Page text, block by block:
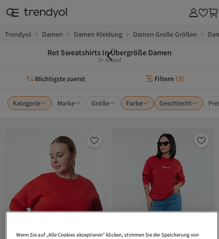
Trendyol Damen Damen Kleidung Damen Große Größen
Rot Sweatshirts In Übergröße Damen
5+ Artikel
Wichtigste zuerst Filtern (3)
Kategorie Marke Größe Farbe Geschlecht
Wenn Sie auf „Alle Cookies akzeptieren“ klicken, stimmen Sie der Speicherung von